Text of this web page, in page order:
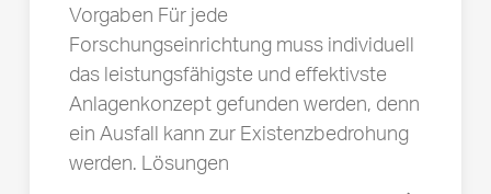
Vorgaben Für jede
Forschungseinrichtung muss individuell
das leistungsfähigste und effektivste
Anlagenkonzept gefunden werden, denn
ein Ausfall kann zur Existenzbedrohung
werden. Lösungen